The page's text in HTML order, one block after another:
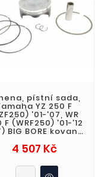
pístní sada,
YZ 250 F
'01-'07, WR
F (WRF250) '01-'12
BIG BORE kovaný
82,95mm) (O
4 507 KčCena